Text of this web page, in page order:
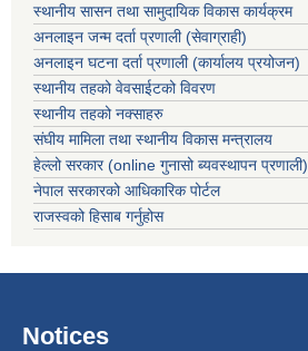
स्थानीय सासन तथा सामुदायिक विकास कार्यक्रम
अनलाइन जन्म दर्ता प्रणाली (सेवाग्राही)
अनलाइन घटना दर्ता प्रणाली (कार्यालय प्रयोजन)
स्थानीय तहको वेवसाईटको विवरण
स्थानीय तहको नक्साहरु
संघीय मामिला तथा स्थानीय विकास मन्त्रालय
हेल्लो सरकार (online गुनासो ब्यवस्थापन प्रणाली)
नेपाल सरकारको आधिकारिक पोर्टल
राजस्वको हिसाब गर्नुहोस
Notices